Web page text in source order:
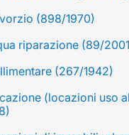
(898/1970)
riparazione (89/
(267/1942)
(locazioni uso